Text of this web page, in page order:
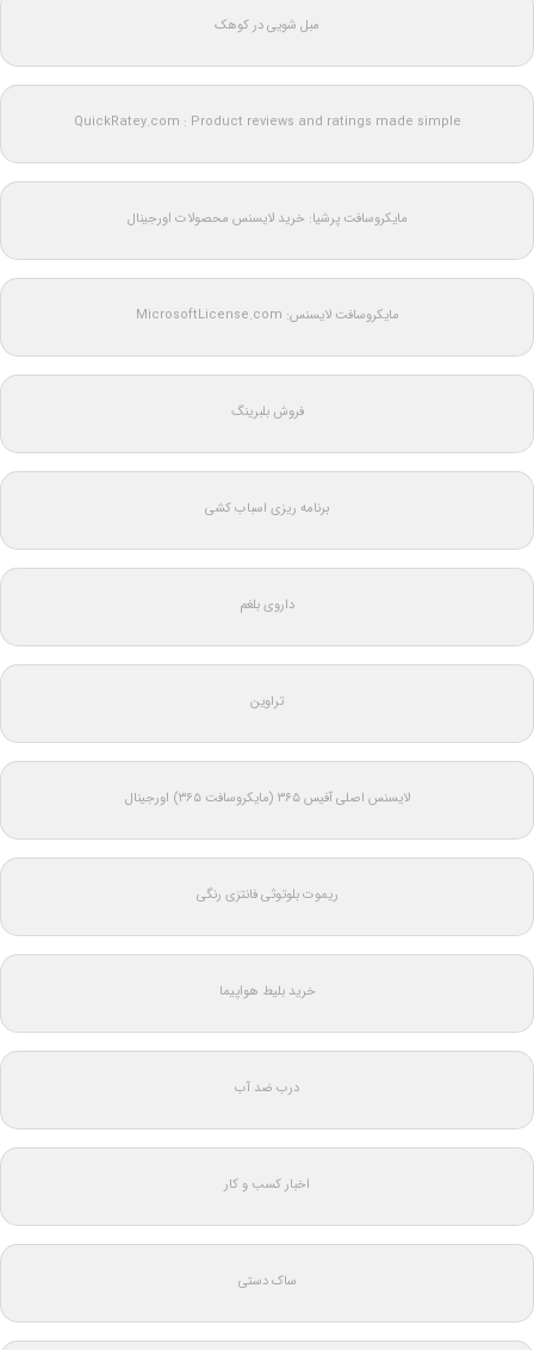
مبل شویی در کوهک
QuickRatey.com : Product reviews and ratings made simple
مایکروسافت پرشیا: خرید لایسنس محصولات اورجینال
مایکروسافت لایسنس: MicrosoftLicense.com
فروش بلبرینگ
برنامه ریزی اسباب کشی
داروی بلغم
تراوین
لایسنس اصلی آفیس ۳۶۵ (مایکروسافت ۳۶۵) اورجینال
ریموت بلوتوثی فانتزی رنگی
خرید بلیط هواپیما
درب ضد آب
اخبار کسب و کار
ساک دستی